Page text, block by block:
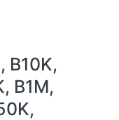
B10K,
B1M,